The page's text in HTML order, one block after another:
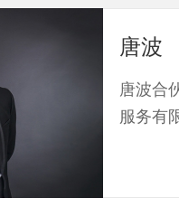
唐波
唐波合
服务有